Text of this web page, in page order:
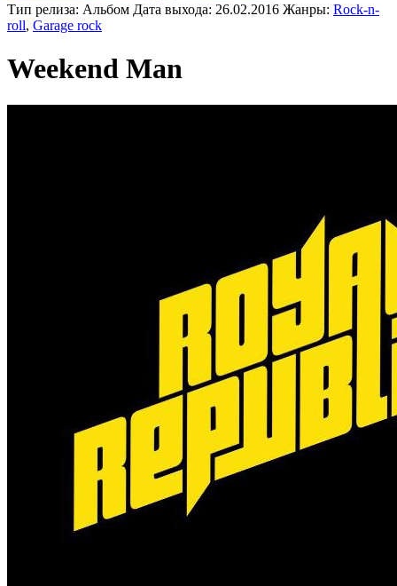
Тип релиза: Альбом Дата выхода: 26.02.2016 Жанры: Rock-n-
roll, Garage rock
Weekend Man